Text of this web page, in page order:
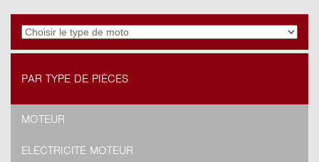
PAR TYPE DE PIÈCES
MOTEUR
ELECTRICITÉ MOTEUR